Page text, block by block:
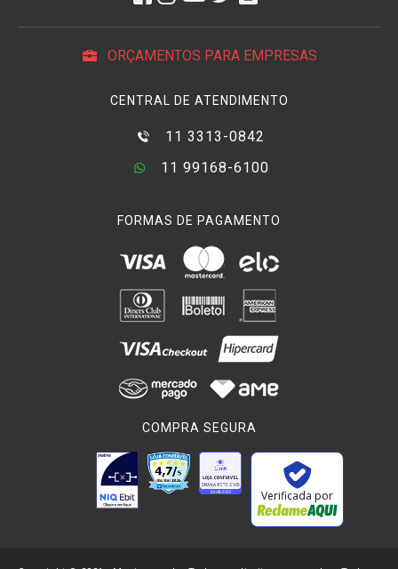
ORÇAMENTOS PARA EMPRESAS
CENTRAL DE ATENDIMENTO
11 3313-0842
11 99168-6100
FORMAS DE PAGAMENTO
COMPRA SEGURA
Verificada por